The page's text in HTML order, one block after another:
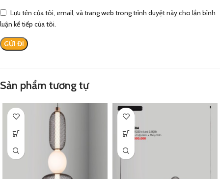
Lưu tên của tôi, email, và trang web trong trình duyệt này cho lần bình
luận kế tiếp của tôi.
Sản phẩm tương tự